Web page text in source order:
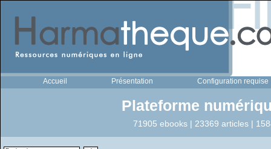
Accueil Présentation Configuration requise
Plateforme
71905 ebooks | 23369 articles |